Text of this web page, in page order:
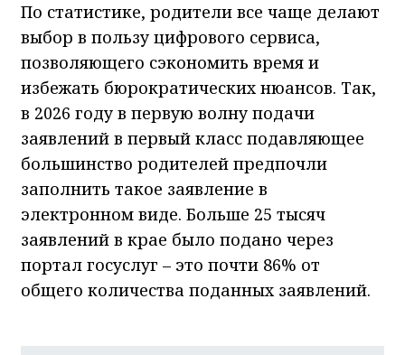
По статистике, родители все чаще делают
выбор в пользу цифрового сервиса,
позволяющего сэкономить время и
избежать бюрократических нюансов. Так,
в 2026 году в первую волну подачи
заявлений в первый класс подавляющее
большинство родителей предпочли
заполнить такое заявление в
электронном виде. Больше 25 тысяч
заявлений в крае было подано через
портал госуслуг – это почти 86% от
общего количества поданных заявлений.